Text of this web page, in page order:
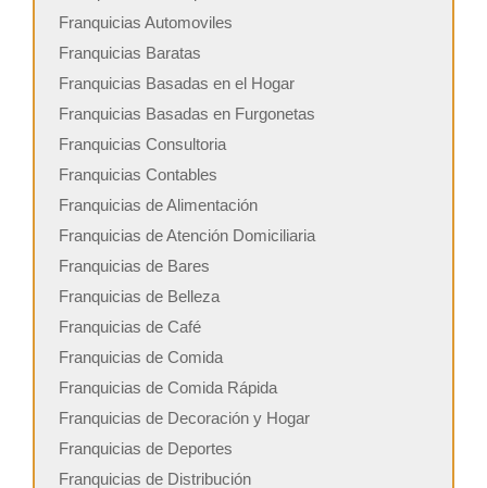
Franquicias Automoviles
Franquicias Baratas
Franquicias Basadas en el Hogar
Franquicias Basadas en Furgonetas
Franquicias Consultoria
Franquicias Contables
Franquicias de Alimentación
Franquicias de Atención Domiciliaria
Franquicias de Bares
Franquicias de Belleza
Franquicias de Café
Franquicias de Comida
Franquicias de Comida Rápida
Franquicias de Decoración y Hogar
Franquicias de Deportes
Franquicias de Distribución